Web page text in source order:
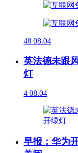
48 08.04
英法德未跟
灯
4 08.04
早报：华为